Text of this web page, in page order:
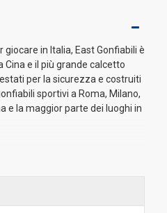
in Italia, East Gonfiabili è
Cina e il più grande calcetto
per la sicurezza e costruiti
sportivi a Roma, Milano,
e la maggior parte dei luoghi in